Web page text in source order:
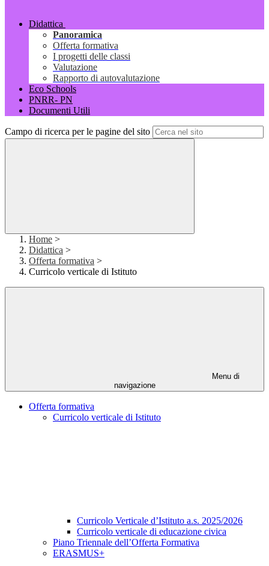
Didattica
Panoramica
Offerta formativa
I progetti delle classi
Valutazione
Rapporto di autovalutazione
Eco Schools
PNRR- PN
Documenti Utili
Campo di ricerca per le pagine del sito
Home >
Didattica >
Offerta formativa >
Curricolo verticale di Istituto
Menu di
navigazione
Offerta formativa
Curricolo verticale di Istituto
Curricolo Verticale d’Istituto a.s. 2025/2026
Curricolo verticale di educazione civica
Piano Triennale dell’Offerta Formativa
ERASMUS+